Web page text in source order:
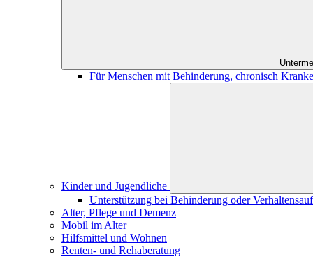
Für Menschen mit Behinderung, chronisch
Kinder und Jugendliche
Unterstützung bei Behinderung oder
Alter, Pflege und Demenz
Mobil im Alter
Hilfsmittel und Wohnen
Renten- und Rehaberatung